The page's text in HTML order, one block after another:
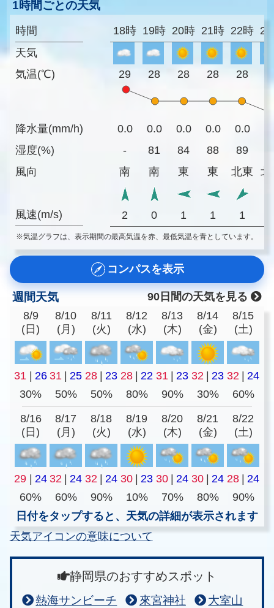
1時間ごとの天気
時間
天気
気温(℃)
降水量(mm/h)
湿度(%)
風向
風速(m/s)
18時 19時 20時 21時 22時
29 28 28 28 28
0.0 0.0 0.0 0.0 0.0
-
81 84 88 89
南
南 東 東 北東 北
2 0 1 1 1
※気温グラフは、表示期間の最高気温を赤、最低気温を青としています。
コンパスを表示
週間天気
90日間の天気を見る
8/9
(日)
8/10
(月)
8/11
(火)
8/12
(水)
8/13
(木)
8/14
(金)
8/15
(土)
31 26 31 25 28 23 28 22 31 23 32 23 32
24
30%
50% 50% 80% 90% 30% 60%
8/16
(日)
8/17
(月)
8/18
(火)
8/19
(水)
8/20
(木)
8/21
(金)
8/22
(土)
29 24 32 24 32 24 30 23 30 24 30 24 28
24
60%
60% 90% 10% 70% 80%
90%
日付をタップすると、天気の詳細が表示されます
天気アイコンの意味について
静岡県のおすすめスポット
熱海サンビーチ 來宮神社
大室山